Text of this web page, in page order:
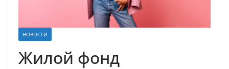
НОВОСТИ
Жилой фонд